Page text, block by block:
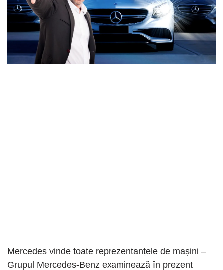
Mercedes vinde toate reprezentanțele de mașini –
Grupul Mercedes-Benz examinează în prezent